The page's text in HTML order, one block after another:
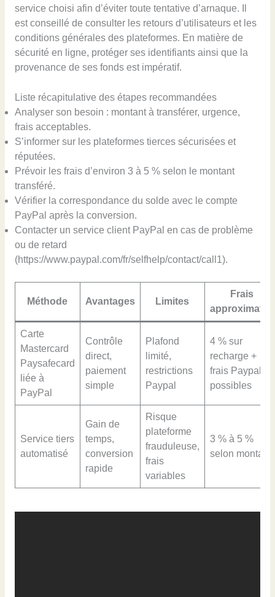
service choisi afin d’éviter toute tentative d’arnaque. Il
est conseillé de consulter les retours d’utilisateurs et les
conditions générales des plateformes. En matière de
sécurité en ligne, protéger ses identifiants ainsi que la
provenance de ses fonds est impératif.
Liste récapitulative des étapes recommandées
Analyser son besoin : montant à transférer, urgence,
frais acceptables.
S’informer sur les plateformes tierces sécurisées et
réputées.
Prévoir les frais d’environ 3 à 5 % selon le montant
transféré.
Vérifier la correspondance du solde avec le compte
PayPal après la conversion.
Contacter un service client PayPal en cas de problème
ou de retard
(https://www.paypal.com/fr/selfhelp/contact/call1).
Méthode Avantages Limites
Frais
approximatifs
Carte
Mastercard
Paysafecard
liée à
PayPal
Contrôle
direct,
paiement
simple
Plafond
limité,
restrictions
Paypal
4 % sur
recharge +
frais Paypal
possibles
Service tiers
automatisé
Gain de
temps,
conversion
rapide
Risque
plateforme
frauduleuse,
frais
variables
3 % à 5 %
selon montant